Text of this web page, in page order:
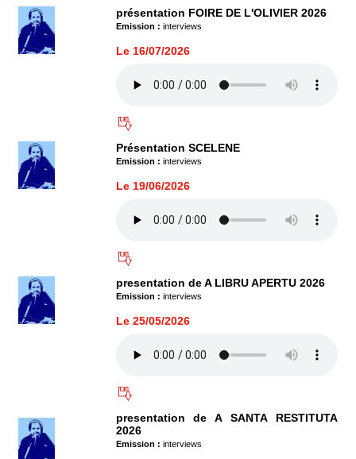
présentation FOIRE DE L'OLIVIER 2026
Emission : interviews
Le 16/07/2026
Présentation SCELENE
Emission : interviews
Le 19/06/2026
presentation de A LIBRU APERTU 2026
Emission : interviews
Le 25/05/2026
presentation de A SANTA RESTITUTA
2026
Emission : interviews